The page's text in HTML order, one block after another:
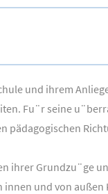
und ihrem
Fu¨r seine
pädagogischen
ihrer Grundzu¨ge
und von